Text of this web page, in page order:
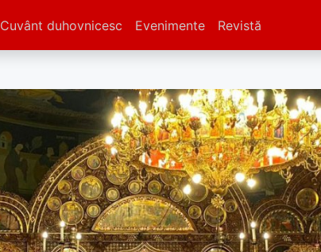
Cuvânt duhovnicesc Evenimente Revistă